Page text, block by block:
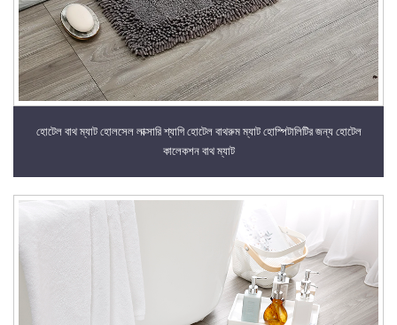
হোটেল বাথ ম্যাট হোলসেল লাক্সারি শ্যাগি হোটেল বাথরুম ম্যাট হোস্পিটালিটির জন্য হোটেল
কালেকশন বাথ ম্যাট